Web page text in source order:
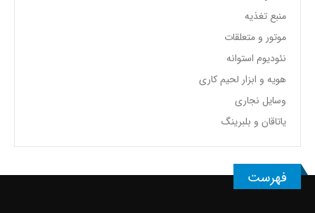
منبع تغذیه
موتور و متعلقات
نئودیوم استوانه
هویه و ابزار لحیم کاری
وسایل نجاری
یاتاقان و بلبرینگ
فهرست